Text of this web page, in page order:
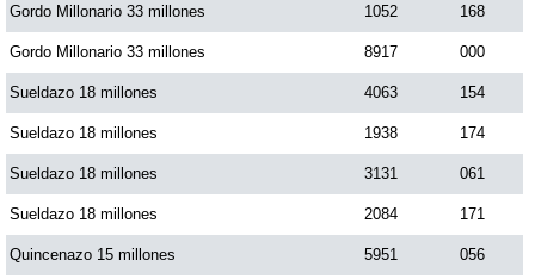
Dorado Noche
Fantástica Día
Fantástica Noche
Motilon Tarde
Gordo Millonario 33 millones 1052 168
Gordo Millonario 33 millones 8917 000
Sueldazo 18 millones 4063 154
Sueldazo 18 millones 1938 174
Sueldazo 18 millones 3131 061
Sueldazo 18 millones 2084 171
Quincenazo 15 millones 5951 056